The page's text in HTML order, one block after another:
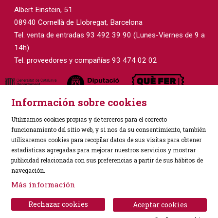
Albert Einstein, 51
08940 Cornellà de Llobregat, Barcelona
Tel. venta de entradas 93 492 39 90 (Lunes-Viernes de 9 a
14h)
Tel. proveedores y compañías 93 474 02 02
Sitemap | Aviso Legal | Política de Privacidad
|
Uso de Cookies
Contactar
Información sobre cookies
Utilizamos cookies propias y de terceros para el correcto
funcionamiento del sitio web, y si nos da su consentimiento, también
utilizaremos cookies para recopilar datos de sus visitas para obtener
estadísticas agregadas para mejorar nuestros servicios y mostrar
publicidad relacionada con sus preferencias a partir de sus hábitos de
navegación.
Más información
Aceptar cookies
Rechazar cookies